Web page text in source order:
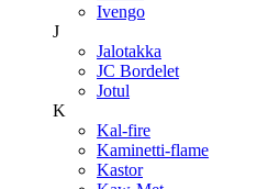
Ivengo
J
Jalotakka
JC Bordelet
Jotul
K
Kal-fire
Kaminetti-flame
Kastor